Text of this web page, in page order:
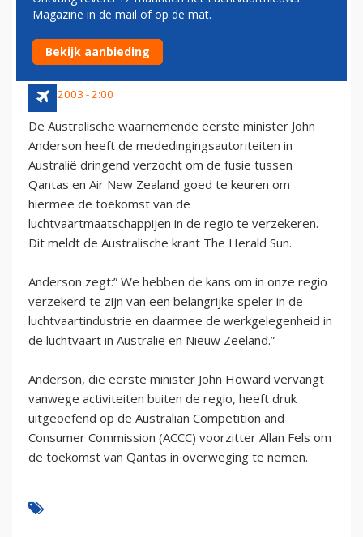
FUSIE TUSSEN QANTAS EN
AIR NEW ZEALAND
4 mei 2003 - 2:00
De Australische waarnemende eerste minister John
Anderson heeft de mededingingsautoriteiten in
Australië dringend verzocht om de fusie tussen
Qantas en Air New Zealand goed te keuren om
hiermee de toekomst van de
luchtvaartmaatschappijen in de regio te verzekeren.
Dit meldt de Australische krant The Herald Sun.
Anderson zegt:” We hebben de kans om in onze regio
verzekerd te zijn van een belangrijke speler in de
luchtvaartindustrie en daarmee de werkgelegenheid in
de luchtvaart in Australië en Nieuw Zeeland.”
Anderson, die eerste minister John Howard vervangt
vanwege activiteiten buiten de regio, heeft druk
uitgeoefend op de Australian Competition and
Consumer Commission (ACCC) voorzitter Allan Fels om
de toekomst van Qantas in overweging te nemen.
Magazine in de mail of op de mat.
Bekijk aanbieding